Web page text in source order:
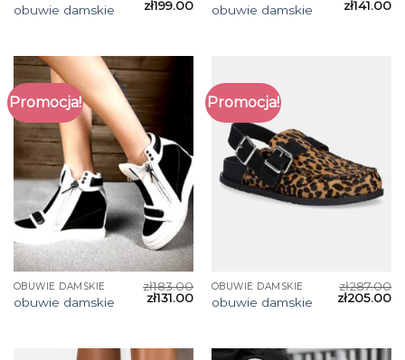
obuwie damskie
zł199.00 obuwie damskie
zł141.00
Promocja!
OBUWIE DAMSKIE
obuwie damskie
zł183.00
zł131.00
Promocja!
OBUWIE DAMSKIE
obuwie damskie
zł287.00
zł205.00